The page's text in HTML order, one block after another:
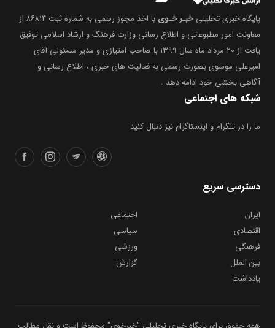
پایگاه خبری تحلیلی خبـر خـوی
با اخذ مجوز رسمی به شماره ثبت ۸۶۸۱۴ از
معاونت امور مطبوعاتی و اطلاع رسانی وزارت فرهنگ و ارشاد اسلامی توفیق
یافت از ۲۰ مرداد ماه سال ۱۳۹۹ با صاحب امتیازی و مدیر مسئولی آقای
امیرعلی موسوی بصورت رسمی به فعالیت های خبری ، اطلاع رسانی و
آگاهی بخشیِ خود ادامه دهد .
شبکه های اجتماعی
ما را در تلگرام و اینستاگرام نیز دنبال کنید
دسترسی سریع
ایران
اجتماعی
اقتصادی
سیاسی
فرهنگی
ورزشی
بین الملل
گزارش
یادداشت